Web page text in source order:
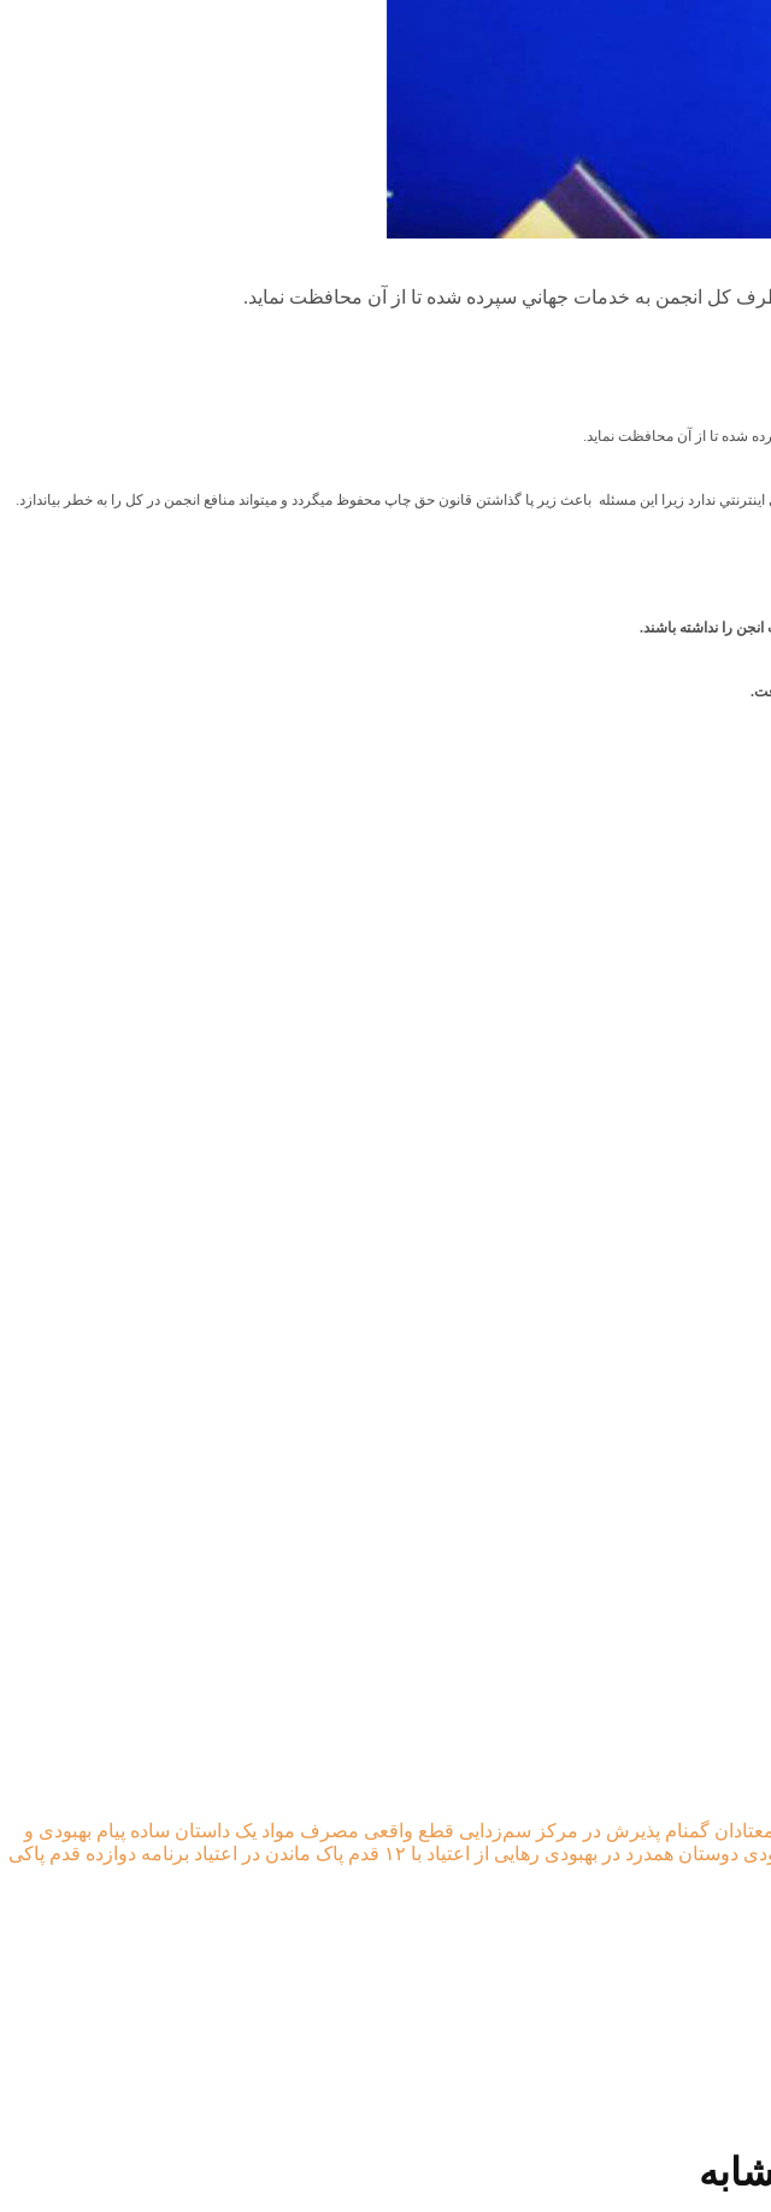
شده تا از آن محافظت نمايد.
ندارد زيرا اين مسئله باعث زير پا گذاشتن قانون حق چاپ محفوظ ميگردد و ميتواند منافع انجمن در کل را به خطر بياندازد.
را نداشته باشند.
گمنام پذیرش در مرکز سم‌زدایی قطع واقعی مصرف مواد یک داستان ساده پیام بهبودی و
دوستان همدرد در بهبودی رهایی از اعتیاد با ۱۲ قدم پاک ماندن در اعتیاد برنامه دوازده قدم پاکی